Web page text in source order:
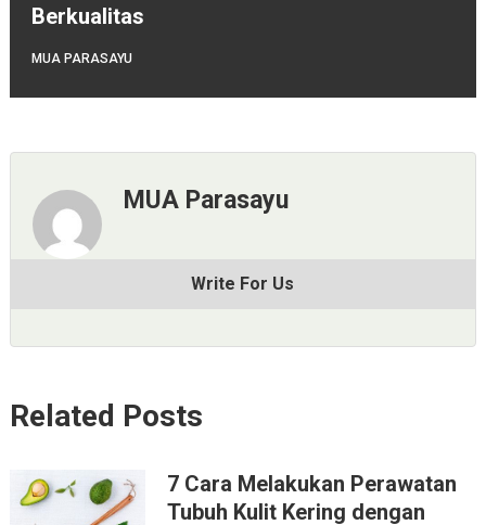
Berkualitas
MUA PARASAYU
MUA Parasayu
Write For Us
Related Posts
7 Cara Melakukan Perawatan
Tubuh Kulit Kering dengan